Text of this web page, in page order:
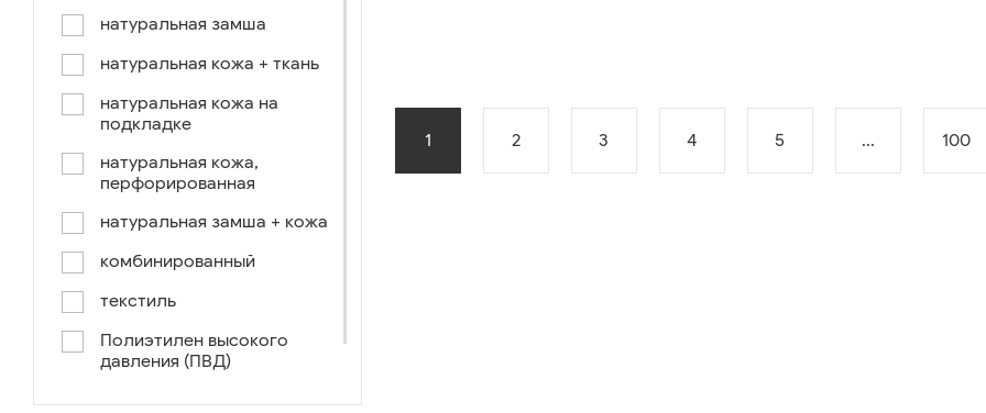
коричневый-синий
коричневый/светло-
коричневый /ручное окраш.-
синий/черный
коричневый /ручное окраш.-
натуральная замша
натуральная кожа + ткань
натуральная кожа на
подкладке
натуральная кожа,
перфорированная
натуральная замша + кожа
комбинированный
текстиль
Полиэтилен высокого
давления (ПВД)
нейлон+ткань
1 2 3 4 5 ... 100